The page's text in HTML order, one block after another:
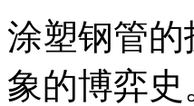
涂塑钢管
象的博弈